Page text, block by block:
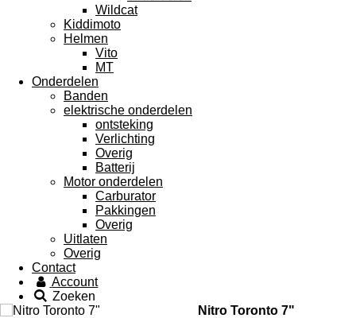
Wildcat
Kiddimoto
Helmen
Vito
MT
Onderdelen
Banden
elektrische onderdelen
ontsteking
Verlichting
Overig
Batterij
Motor onderdelen
Carburator
Pakkingen
Overig
Uitlaten
Overig
Contact
Account
Zoeken
Nitro Toronto 7"